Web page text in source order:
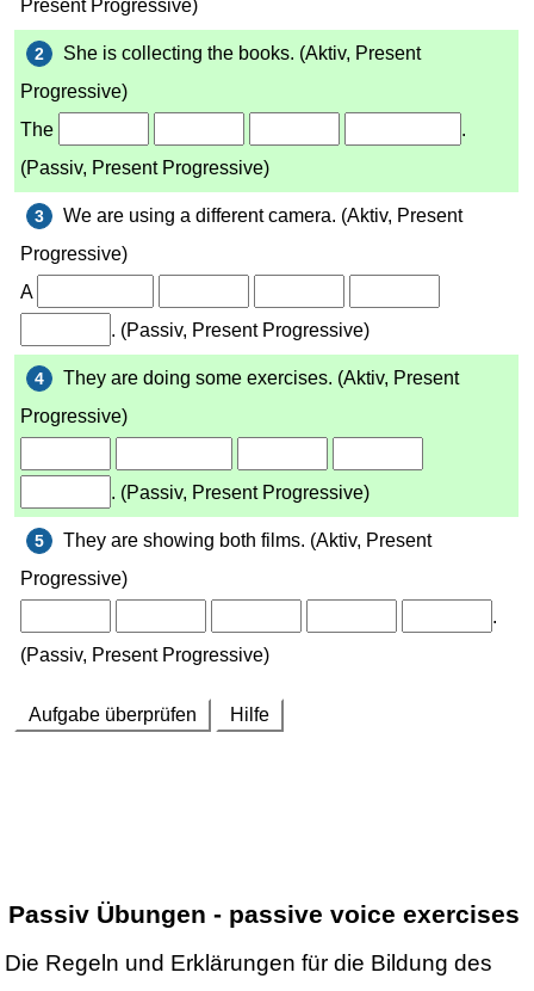
Passiv Übungen - passive voice exercises
Die Regeln und Erklärungen für die Bildung des